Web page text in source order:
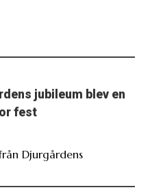
jubileum blev en
fest
Djurgårdens